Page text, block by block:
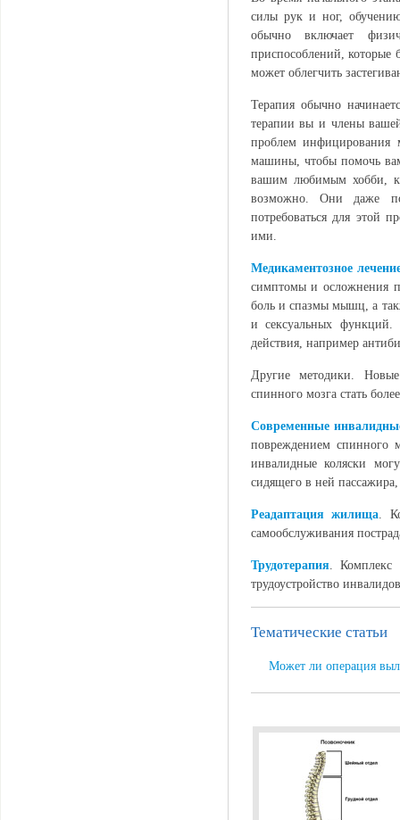
силы рук и ног,
обычно включает
приспособлений, которые
может облегчить
Терапия обычно
терапии вы и члены
проблем
машины, чтобы помочь вам
вашим любимым хобби, к
возможно. Они даже
потребоваться для этой
ими.
Медикаментозное
симптомы и осложнения
боль и спазмы мышц, а
и сексуальных функций.
действия, например
Другие методики.
спинного мозга стать
Современные
повреждением спинного
инвалидные коляски
сидящего в ней
Реадаптация жилища.
самообслуживания
Трудотерапия. Комплекс
трудоустройство
Тематические статьи
Может ли операция